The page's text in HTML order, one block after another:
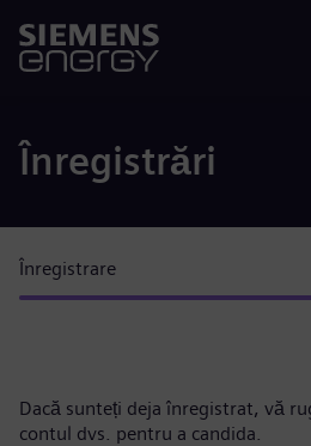
Înregistrări
Înregistrare
Dacă sunteți deja înregistrat, vă
contul dvs. pentru a candida.